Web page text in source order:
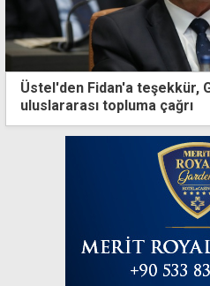
Üstel'den Fidan'a teşekkür,
uluslararası topluma çağrı